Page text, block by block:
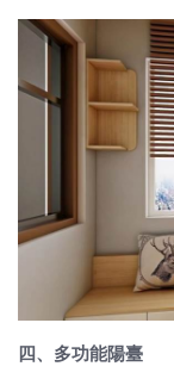
四、多功能陽臺